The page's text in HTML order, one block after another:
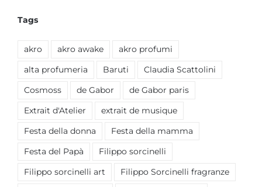
Tags
akro akro awake akro profumi
alta profumeria Baruti Claudia Scattolini
Cosmoss de Gabor de Gabor paris
Extrait d'Atelier extrait de musique
Festa della donna Festa della mamma
Festa del Papà Filippo sorcinelli
Filippo sorcinelli art Filippo Sorcinelli fragranze